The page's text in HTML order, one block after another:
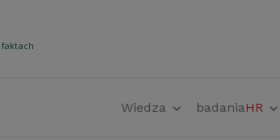
Wiedza badaniaHR